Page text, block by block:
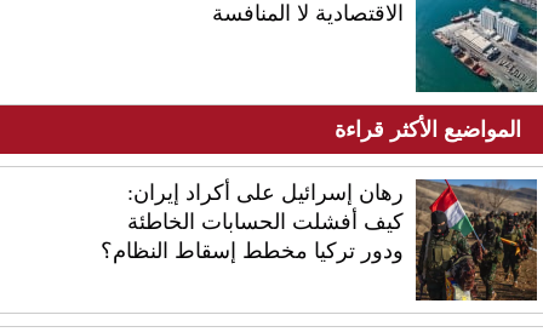
الاقتصادية لا المنافسة
المواضيع الأكثر قراءة
رهان إسرائيل على أكراد إيران:
كيف أفشلت الحسابات الخاطئة
ودور تركيا مخطط إسقاط النظام؟